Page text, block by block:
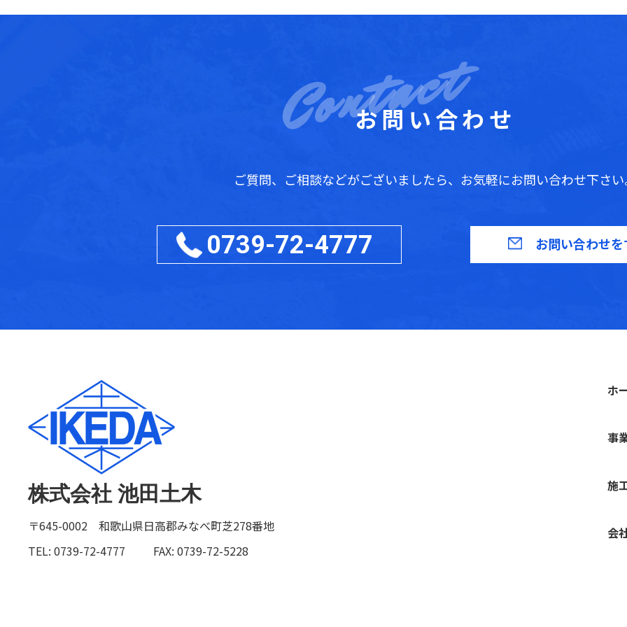
お問い合わせ
ご質問、ご相談などがございましたら、お気軽にお問い合わせ下さ
0739-72-4777 お問い合わせを
株式会社 池田土木
〒645-0002 和歌山県日高郡みなべ町芝278番地
TEL: 0739-72-4777
FAX: 0739-72-5228
ホ
事
施
会